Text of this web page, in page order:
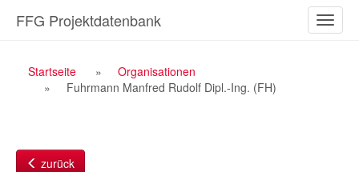
Inhalt
ein-/
FFG Projektdatenbank
Breadcrumb
Navigation
Startseite
Organisationen
Fuhrmann Manfred Rudolf Dipl.-Ing. (FH)
zurück